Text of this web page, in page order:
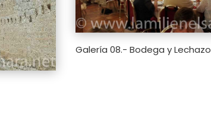
Galería 08.- Bodega y Lechazo